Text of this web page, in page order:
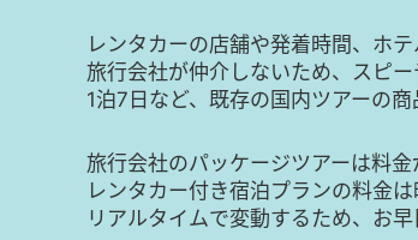
レンタカーの店舗や発着時間、ホ
旅行会社が仲介しないため、スピー
1泊7日など、既存の国内ツアーの商
旅行会社のパッケージツアーは料金
レンタカー付き宿泊プランの料金は
リアルタイムで変動するため、お早